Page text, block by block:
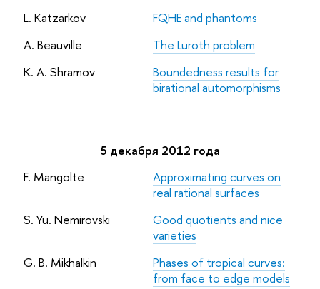
L. Katzarkov
FQHE and phantoms
A. Beauville
The Luroth problem
K. A. Shramov
Boundedness results for
birational automorphisms
5 декабря 2012 года
F. Mangolte
Approximating curves on
real rational surfaces
S. Yu. Nemirovski
Good quotients and nice
varieties
G. B. Mikhalkin
Phases of tropical curves:
from face to edge models